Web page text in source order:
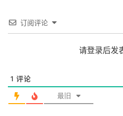
订阅评论
请登录后发
1 评论
最旧